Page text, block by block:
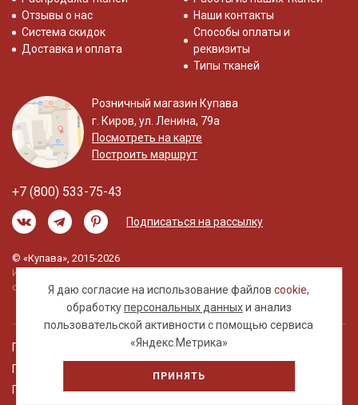
Я даю согласие на использование файловcookie,
обработкуперсональных данныхи анализ
пользовательской активности с помощью сервиса
«Яндекс.Метрика»
ПРИНЯТЬ
Отзывы о нас
Система скидок
Доставка и оплата
Наши контакты
Способы оплаты и
реквизиты
Типы тканей
Розничный магазин Купава
г. Киров, ул. Ленина, 79а
Посмотреть на карте
Построить маршрут
+7 (800) 533-75-43
Подписаться на рассылку
© «Купава», 2015-2026
Информация на сайте не является публичной
офертой.
Правовая информация
Политика обработки персональных данных
Пользовательское соглашение